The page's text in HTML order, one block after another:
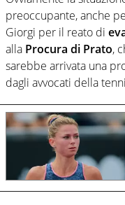
preoccupante, anche
Giorgi per il reato di
alla Procura di Prato,
sarebbe arrivata una
dagli avvocati della